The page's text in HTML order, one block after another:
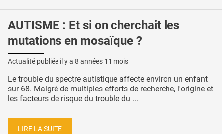
AUTISME : Et si on cherchait les
mutations en mosaïque ?
Actualité publiée il y a 8 années 11 mois
Le trouble du spectre autistique affecte environ un enfant
sur 68. Malgré de multiples efforts de recherche, l'origine et
les facteurs de risque du trouble du ...
LIRE LA SUITE